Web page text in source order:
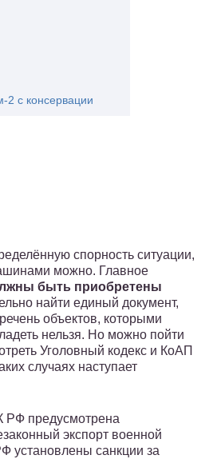
2 с консервации
спорность ситуации,
можно. Главное
быть приобретены
найти единый документ,
объектов, которыми
нельзя. Но можно пойти
Уголовный кодекс и КоАП
случаях наступает
РФ предусмотрена
экспорт военной
установлены санкции за